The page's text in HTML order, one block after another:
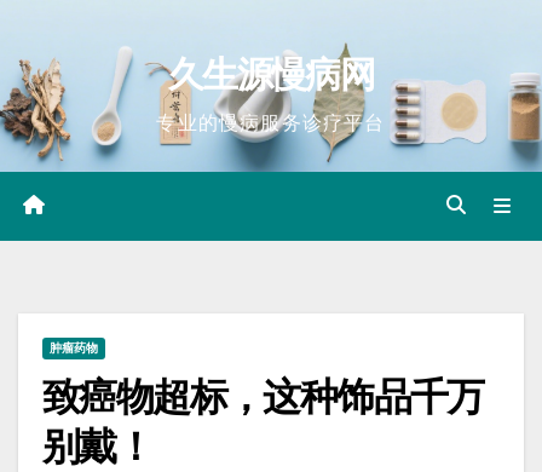
content
久生源慢病网
专业的慢病服务诊疗平台
肿瘤药物
致癌物超标，这种饰品千万
别戴！